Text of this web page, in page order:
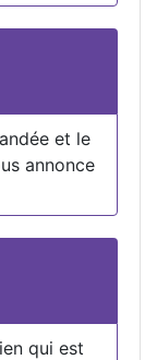
et le
annonce
qui est